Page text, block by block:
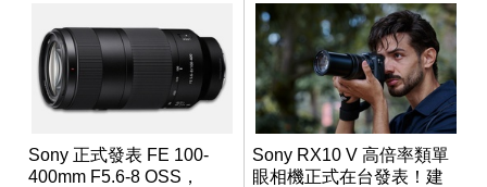
Sony 正式發表 FE 100-
400mm F5.6-8 OSS，
Sony RX10 V 高倍率類單
眼相機正式在台發表！建